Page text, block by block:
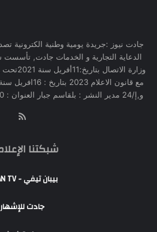
جادت نيوز :جريدة يومية وطنية الكترونية
و,إ/24 مدير النشر : بلقاسم جبار العنوان : 10 نهج الجمهورية برج بوعريريج
شبكتنا
بيبان تيفي - BIBAN TV
جادت للإشهار